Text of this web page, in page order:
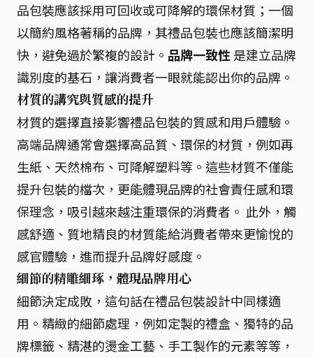
品包裝應該採用可回收或可降解的環保材質；一個
以簡約風格著稱的品牌，其禮品包裝也應該簡潔明
快，避免過於繁複的設計。 品牌一致性 是建立品牌
識別度的基石，讓消費者一眼就能認出你的品牌。
材質的講究與質感的提升
材質的選擇直接影響禮品包裝的質感和用戶體驗。
高端品牌通常會選擇高品質、環保的材質，例如再
生紙、天然棉布、可降解塑料等。這些材質不僅能
提升包裝的檔次，更能體現品牌的社會責任感和環
保理念，吸引越來越注重環保的消費者。 此外，觸
感舒適、質地精良的材質能給消費者帶來更愉悅的
感官體驗，進而提升品牌好感度。
細節的精雕細琢，體現品牌用心
細節決定成敗，這句話在禮品包裝設計中同樣適
用。精緻的細節處理，例如定製的禮盒、獨特的品
牌標籤、精湛的燙金工藝、手工製作的元素等等，